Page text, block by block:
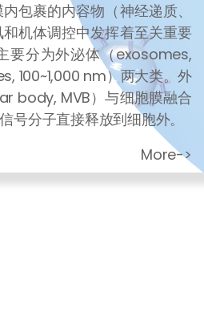
包裹的内容物（神经递质、
机体调控中发挥着至关重要
要分为外泌体（exosomes,
100~1,000 nm）两大类。外
body, MVB）与细胞膜融合
号分子直接释放到细胞外。
More->